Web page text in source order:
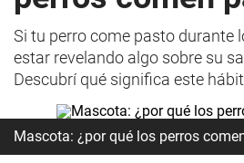
Si tu perro come pasto durante
estar revelando algo sobre su
Descubrí qué significa este
Mascota: ¿por qué los perros